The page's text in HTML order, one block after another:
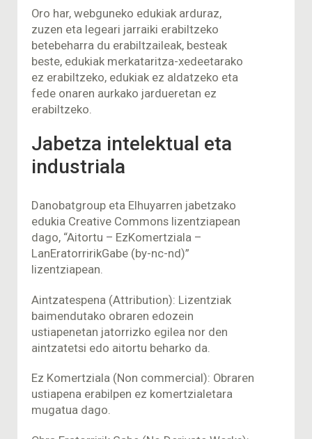
Oro har, webguneko edukiak arduraz,
zuzen eta legeari jarraiki erabiltzeko
betebeharra du erabiltzaileak, besteak
beste, edukiak merkataritza-xedeetarako
ez erabiltzeko, edukiak ez aldatzeko eta
fede onaren aurkako jardueretan ez
erabiltzeko.
Jabetza intelektual eta
industriala
Danobatgroup eta Elhuyarren jabetzako
edukia Creative Commons lizentziapean
dago, “Aitortu – EzKomertziala –
LanEratorririkGabe (by-nc-nd)”
lizentziapean.
Aintzatespena (Attribution): Lizentziak
baimendutako obraren edozein
ustiapenetan jatorrizko egilea nor den
aintzatetsi edo aitortu beharko da.
Ez Komertziala (Non commercial): Obraren
ustiapena erabilpen ez komertzialetara
mugatua dago.